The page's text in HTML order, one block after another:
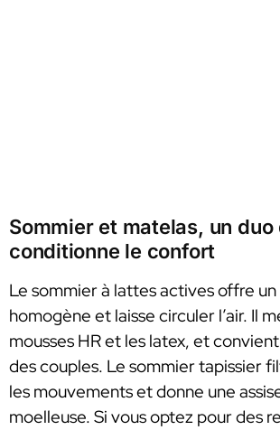
Sommier et matelas, un duo
conditionne le confort
Le sommier à lattes actives offre
homogène et laisse circuler l’air. Il
mousses HR et les latex, et
des couples. Le sommier tapissier
les mouvements et donne une
moelleuse. Si vous optez pour des